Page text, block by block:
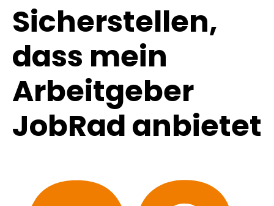
Sicherstellen,
dass mein
Arbeitgeber
JobRad anbietet